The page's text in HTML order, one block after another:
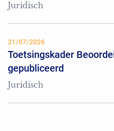
Juridisch
21/07/2026
Toetsingskader
gepubliceerd
Juridisch